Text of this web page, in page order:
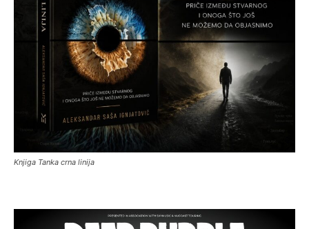
Knjiga Tanka crna linija